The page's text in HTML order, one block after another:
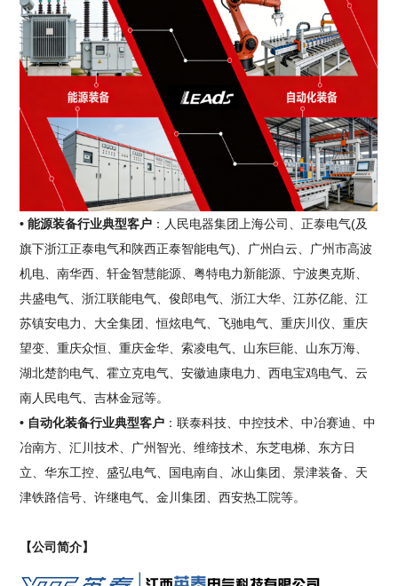
• 能源装备行业典型客户 ：人民电器集团上海公司、正泰电气(及
旗下浙江正泰电气和陕西正泰智能电气)、广州白云、广州市高波
机电、南华西、轩金智慧能源、粤特电力新能源、宁波奥克斯、
共盛电气、浙江联能电气、俊郎电气、浙江大华、江苏亿能、江
苏镇安电力、大全集团、恒炫电气、飞驰电气、重庆川仪、重庆
望变、重庆众恒、重庆金华、索凌电气、山东巨能、山东万海、
湖北楚韵电气、霍立克电气、安徽迪康电力、西电宝鸡电气、云
南人民电气、吉林金冠等。
• 自动化装备行业典型客户 ：联泰科技、中控技术、中冶赛迪、中
冶南方、汇川技术、广州智光、维缔技术、东芝电梯、东方日
立、华东工控、盛弘电气、国电南自、冰山集团、景津装备、天
津铁路信号、许继电气、金川集团、西安热工院等。
【公司简介】